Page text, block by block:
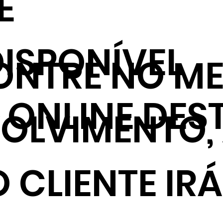
NO
CLIENTE IRÁ